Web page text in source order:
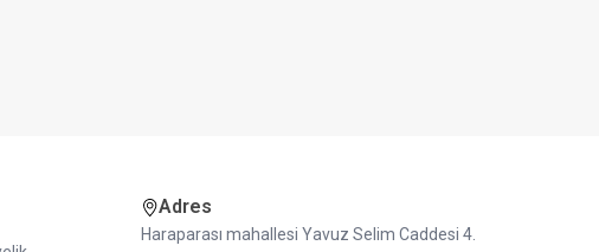
Adres
Haraparası mahallesi Yavuz Selim Caddesi 4.